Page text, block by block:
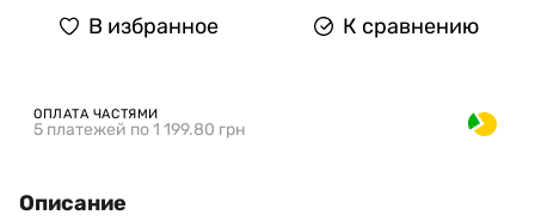
В избранное К сравнению
ОПЛАТА ЧАСТЯМИ
5 платежей по 1 199.80 грн
Описание